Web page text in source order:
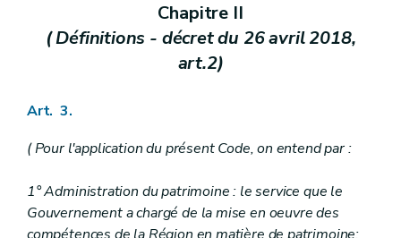
Chapitre premier (...)
Art. 183 et 183bis
Art. 184
Dispositions relatives au patrimoine
Titre premier Généralités
Chapitre II
( Définitions - décret du 26 avril 2018,
art.2)
Art. 3.
( Pour l'application du présent Code, on entend par :
1° Administration du patrimoine : le service que le
Gouvernement a chargé de la mise en oeuvre des